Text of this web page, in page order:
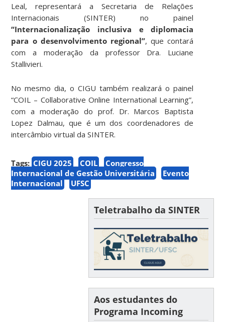
Leal, representará a Secretaria de Relações
Internacionais (SINTER) no painel
“Internacionalização inclusiva e diplomacia
para o desenvolvimento regional”, que contará
com a moderação da professor Dra. Luciane
Stallivieri.
No mesmo dia, o CIGU também realizará o painel
“COIL – Collaborative Online International Learning”,
com a moderação do prof. Dr. Marcos Baptista
Lopez Dalmau, que é um dos coordenadores de
intercâmbio virtual da SINTER.
Tags: CIGU 2025 COIL
Congresso
Internacional de Gestão Universitária
Evento
Internacional
UFSC
Teletrabalho da SINTER
Aos estudantes do
Programa Incoming